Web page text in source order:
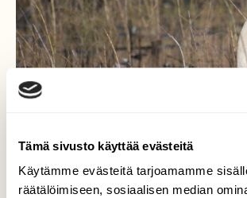
Tämä sivusto käyttää evästeitä
Käytämme evästeitä tarjoamamme
räätälöimiseen, sosiaalisen median